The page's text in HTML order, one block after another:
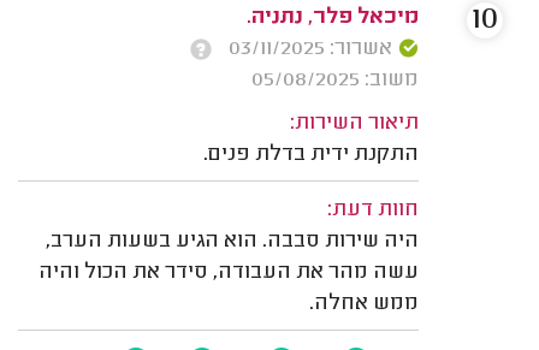
מיכאל פלר, נתניה.
אשרור: 03/11/2025
משוב: 05/08/2025
תיאור השירות:
התקנת ידית בדלת פנים.
חוות דעת:
היה שירות סבבה. הוא הגיע בשעות הערב,
עשה מהר את העבודה, סידר את הכול והיה
ממש אחלה.
10